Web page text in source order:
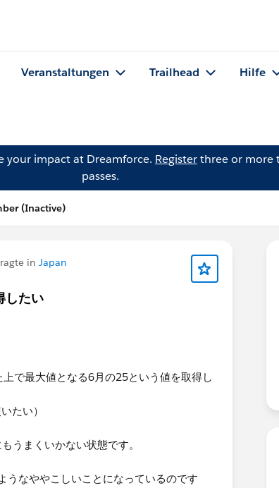
Veranstaltungen Trailhead Hilfe
your impact at Dreamforce. Registerthree or more
passes.
(Inactive)
in Japan
したい
で最大値となる6月の25という値を取得し
たい）
うまくいかない状態です。​
うなややこしいことになっているのです